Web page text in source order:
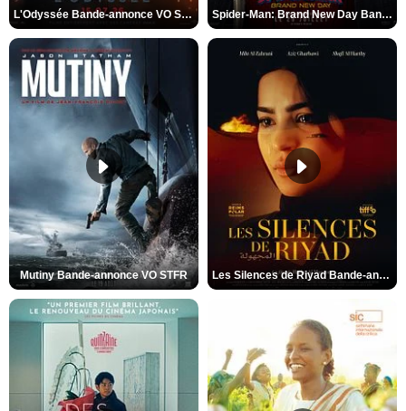
L'Odyssée Bande-annonce VO STFR Spider-Man: Brand New Day Bande-annonce VO STFR
Mutiny Bande-annonce VO STFR Les Silences de Riyad Bande-annonce VO STFR